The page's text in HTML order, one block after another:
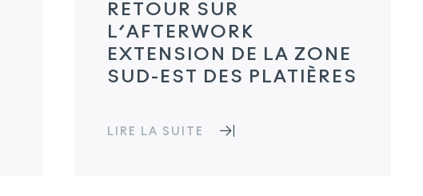
RETOUR SUR
L’AFTERWORK
EXTENSION DE LA ZONE
SUD-EST DES PLATIÈRES
LIRE LA SUITE